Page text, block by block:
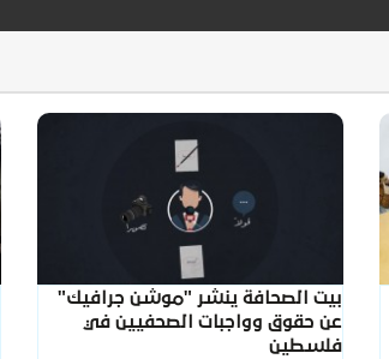
بيت الصحافة ينشر "موشن جرافيك"
عن حقوق وواجبات الصحفيين في
فلسطين